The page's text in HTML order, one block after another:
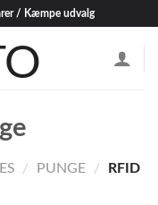
/ Kæmpe udvalg
/ PUNGE /
RFID